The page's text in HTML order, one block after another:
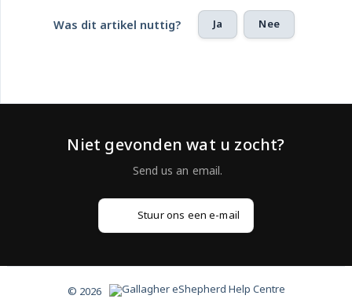
Was dit artikel nuttig? Ja Nee
Niet gevonden wat u zocht?
Stuur ons een e-mail
© 2026